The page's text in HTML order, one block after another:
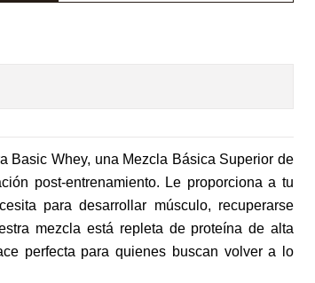
Basic Whey, una Mezcla Básica Superior de
post-entrenamiento. Le proporciona a tu
para desarrollar músculo, recuperarse
mezcla está repleta de proteína de alta
perfecta para quienes buscan volver a lo